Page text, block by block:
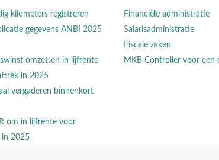
kilometers registreren
gegevens ANBI 2025
omzetten in lijfrente
in 2025
vergaderen binnenkort
om in lijfrente voor
in 2025
Financiële administratie
Salarisadministratie
Fiscale zaken
MKB Controller voor een